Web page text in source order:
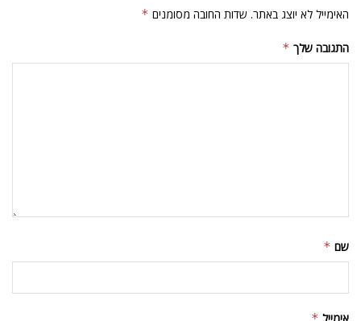
האימייל לא יוצג באתר. שדות החובה מסומנים *
התגובה שלך *
שם *